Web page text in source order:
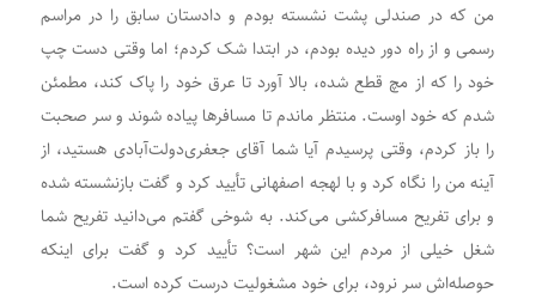
من که در صندلی پشت نشسته بودم و دادستان سابق را در مراسم‌
رسمی و از راه دور دیده بودم، در ابتدا شک کردم؛ اما وقتی دست چپ
خود را که از مچ قطع شده، بالا آورد تا عرق خود را پاک کند، مطمئن
شدم که خود اوست. منتظر ماندم تا مسافرها پیاده شوند و سر صحبت
را باز کردم، وقتی پرسیدم آیا شما آقای جعفری‌دولت‌آبادی هستید، از
آینه من را نگاه کرد و با لهجه اصفهانی تأیید کرد و گفت بازنشسته شده
و برای تفریح مسافرکشی می‌کند. به شوخی گفتم می‌دانید تفریح شما
شغل خیلی از مردم این شهر است؟ تأیید کرد و گفت برای اینکه
حوصله‌اش سر نرود، برای خود مشغولیت درست کرده است.